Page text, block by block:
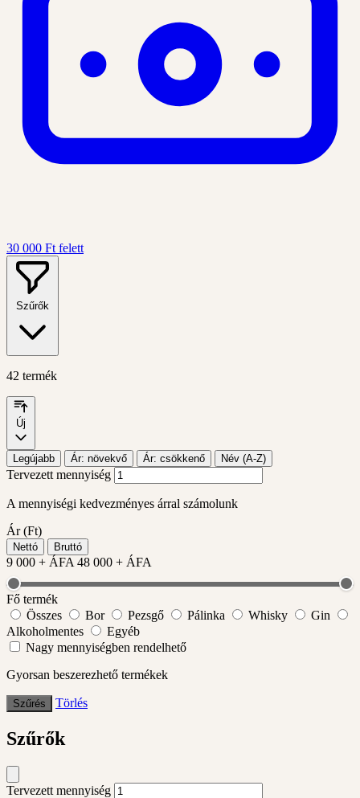
30 000 Ft felett
Szűrők
42 termék
Új
Legújabb Ár: növekvő Ár: csökkenő Név (A-Z)
Tervezett mennyiség
A mennyiségi kedvezményes árral számolunk
Ár (Ft)
Nettó Bruttó
9 000 + ÁFA 48 000 + ÁFA
Fő termék
Összes
Bor Pezsgő Pálinka Whisky
Gin
Alkoholmentes
Egyéb
Nagy mennyiségben rendelhető
Gyorsan beszerezhető termékek
Szűrés Törlés
Szűrők
Tervezett mennyiség